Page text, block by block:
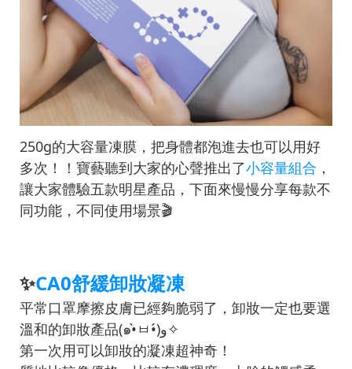
250g的大容量凍膜，把身體都泡進去也可以用好
多次！！寶藝聽到大家的心聲推出了小容量組合 ，
讓大家體驗五款明星產品，下面來慢慢分享每款不
同功能，不同使用場景🎬
✨CA0舒緩卸妝凝凍
平常口罩摩擦皮膚已經夠脆弱了，卸妝一定也要選
溫和的卸妝產品(๑•̀ㅂ•́)و✧
第一次用可以卸妝的凝凍超神奇！